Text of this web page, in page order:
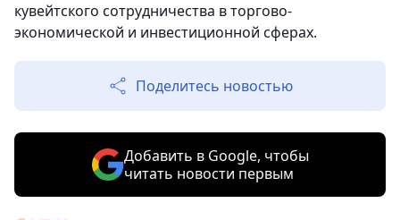
кувейтского сотрудничества в торгово-
экономической и инвестиционной сферах.
Поделитесь новостью
Добавить в Google, чтобы
читать новости первым